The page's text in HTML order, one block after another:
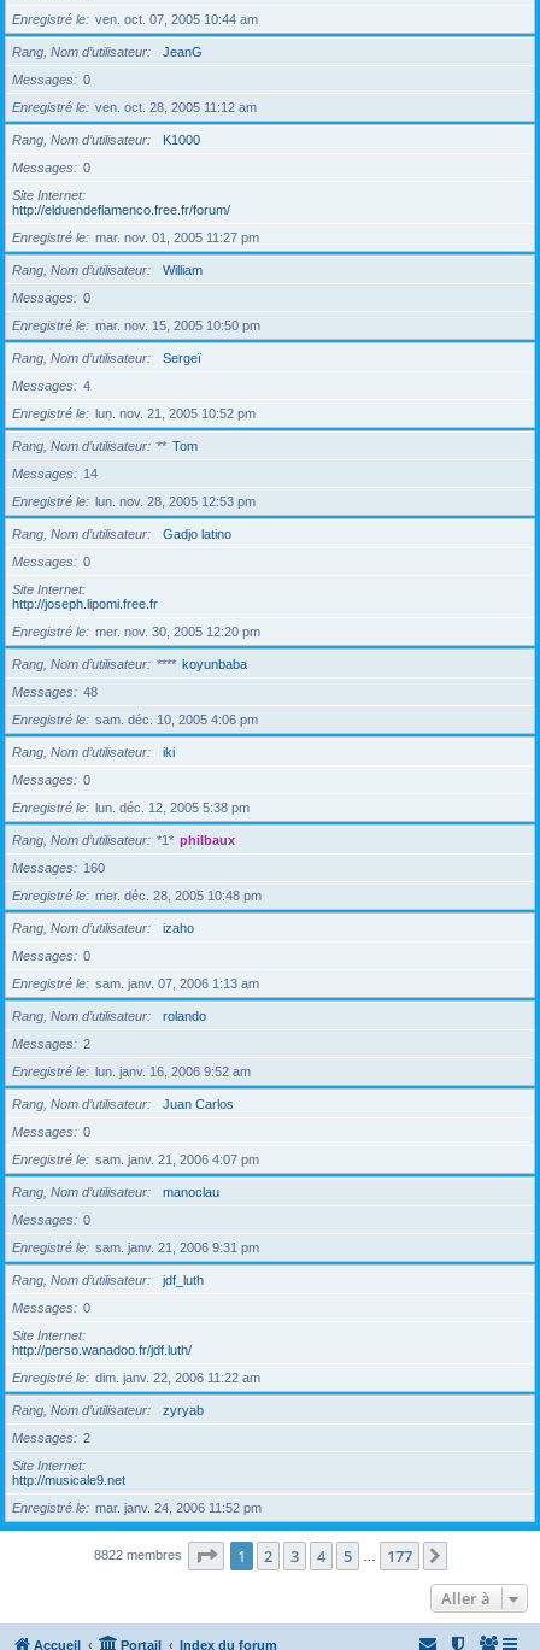
Enregistré le
ven. oct. 07, 2005 10:44 am
Rang, Nom d’utilisateur
JeanG
Messages
0
Enregistré le
ven. oct. 28, 2005 11:12 am
Rang, Nom d’utilisateur
K1000
Messages
0
Site Internet
http://elduendeflamenco.free.fr/forum/
Enregistré le
mar. nov. 01, 2005 11:27 pm
Rang, Nom d’utilisateur
William
Messages
0
Enregistré le
mar. nov. 15, 2005 10:50 pm
Rang, Nom d’utilisateur
Sergeï
Messages
4
Enregistré le
lun. nov. 21, 2005 10:52 pm
Rang, Nom d’utilisateur ** Tom
Messages
14
Enregistré le
lun. nov. 28, 2005 12:53 pm
Rang, Nom d’utilisateur
Gadjo latino
Messages
0
Site Internet
http://joseph.lipomi.free.fr
Enregistré le
mer. nov. 30, 2005 12:20 pm
Rang, Nom d’utilisateur **** koyunbaba
Messages
48
Enregistré le
sam. déc. 10, 2005 4:06 pm
Rang, Nom d’utilisateur
iki
Messages
0
Enregistré le
lun. déc. 12, 2005 5:38 pm
Rang, Nom d’utilisateur *1* philbaux
Messages
160
Enregistré le
mer. déc. 28, 2005 10:48 pm
Rang, Nom d’utilisateur
izaho
Messages
0
Enregistré le
sam. janv. 07, 2006 1:13 am
Rang, Nom d’utilisateur
rolando
Messages
2
Enregistré le
lun. janv. 16, 2006 9:52 am
Rang, Nom d’utilisateur
Juan Carlos
Messages
0
Enregistré le
sam. janv. 21, 2006 4:07 pm
Rang, Nom d’utilisateur
manoclau
Messages
0
Enregistré le
sam. janv. 21, 2006 9:31 pm
Rang, Nom d’utilisateur
jdf_luth
Messages
0
Site Internet
http://perso.wanadoo.fr/jdf.luth/
Enregistré le
dim. janv. 22, 2006 11:22 am
Rang, Nom d’utilisateur
zyryab
Messages
2
Site Internet
http://musicale9.net
Enregistré le
mar. janv. 24, 2006 11:52 pm
8822 membres Page 1sur177
1 2 3 4 5 177
Aller à
Accueil Portail Index du forum